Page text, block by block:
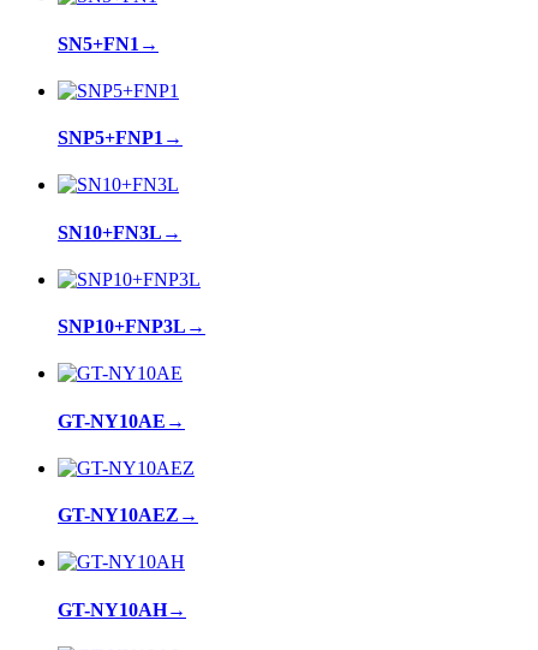
SN5+FN1 →
SNP5+FNP1 →
SN10+FN3L →
SNP10+FNP3L →
GT-NY10AE →
GT-NY10AEZ →
GT-NY10AH→